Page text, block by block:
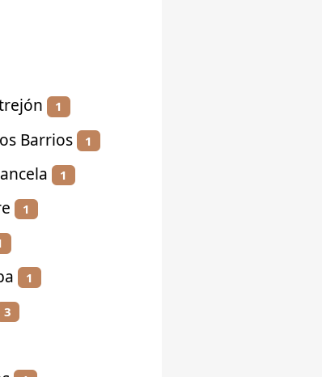
1
Barrios 1
1
1
1
3